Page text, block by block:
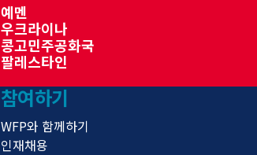
예멘
우크라이나
콩고민주공화국
팔레스타인
참여하기
WFP와 함께하기
인재채용